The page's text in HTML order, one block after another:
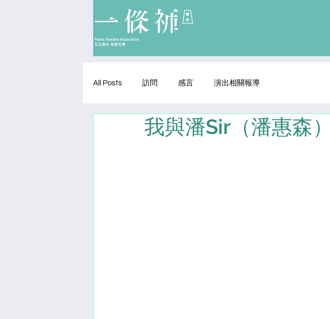
All Posts 訪問 感⾔ 演出相關報導
我與潘Sir（潘惠森）